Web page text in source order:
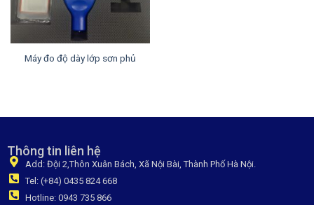
Máy đo độ dày lớp sơn phủ
Thông tin liên hệ
Add: Đội 2,Thôn Xuân Bách, Xã Nội Bài, Thành Phố Hà Nội.
Tel: (+84) 0435 824 668
Hotline: 0943 735 866